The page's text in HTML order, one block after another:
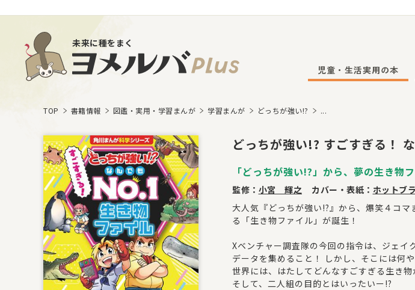
未来に種をまく
児童・生活実用の本
TOP 書籍情報 図鑑・実用・学習まんが 学習まんが どっちが強い!? ...
どっちが強い!? すごすぎる！
「どっちが強い!?」から、夢の生き物
監修： 小宮 輝之 カバー・表紙： ホットブ
大人気『どっちが強い!?』から、爆笑４コ
る「生き物ファイル」が誕生！
Xベンチャー調査隊の今回の指令は、ジェイ
データを集めること！ しかし、そこには何
世界には、はたしてどんなすごすぎる生き物
そして、二人組の目的とはいったいー!?